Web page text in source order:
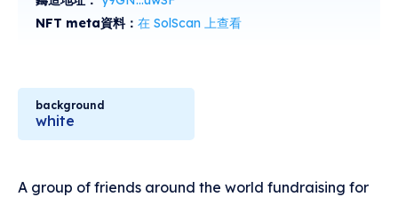
NFT meta資料： 在 SolScan 上查看
background
white
A group of friends around the world fundraising for